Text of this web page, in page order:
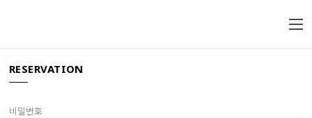
RESERVATION
비밀번호